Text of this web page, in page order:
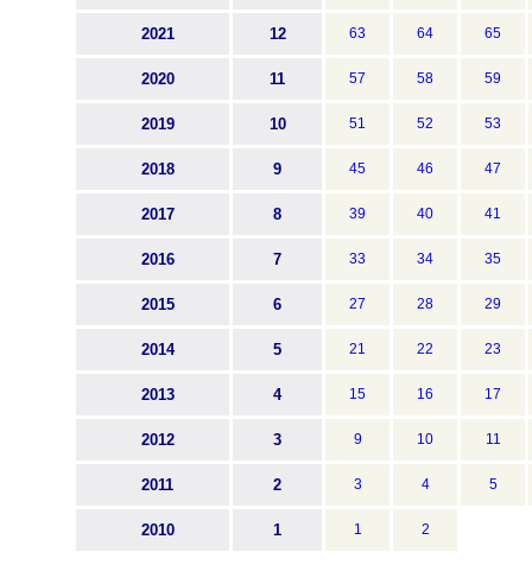
2021 12 63 64 65
2020 11 57 58 59
2019 10 51 52 53
2018 9 45 46 47
2017 8 39 40 41
2016 7 33 34 35
2015 6 27 28 29
2014 5 21 22 23
2013 4 15 16 17
2012 3 9 10 11
2011 2 3 4 5
2010 1 1 2